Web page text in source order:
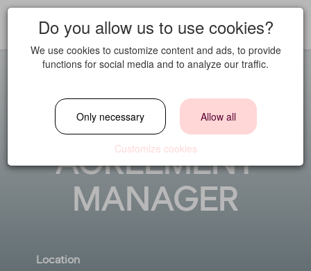
JUNIOR
AGREEMENT
MANAGER
Location
Do you allow us to use cookies?
We use cookies to customize content and ads, to provide
functions for social media and to analyze our traffic.
Only necessary Allow all
Customize cookies